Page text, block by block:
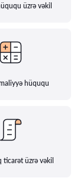
üzrə vəkil
hüququ
ticarət üzrə vəkil